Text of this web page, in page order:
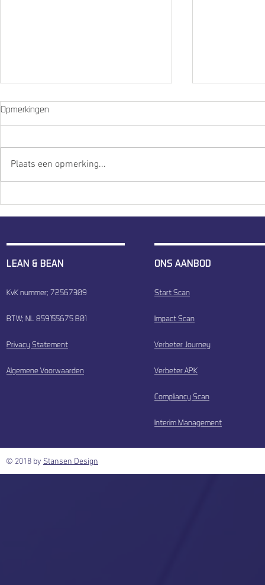
Lean &
unieke
markt gezet
Opmerkingen
Plaats een opmerking...
LEAN & BEAN
KvK nummer; 72567309
BTW; NL 859155675 B01
Privacy Statement
Algemene Voorwaarden
ONS AANBOD
Start Scan
Impact Scan
Verbeter Journey
Verbeter APK
Compliancy Scan
Interim Management
© 2018 by Stansen Design